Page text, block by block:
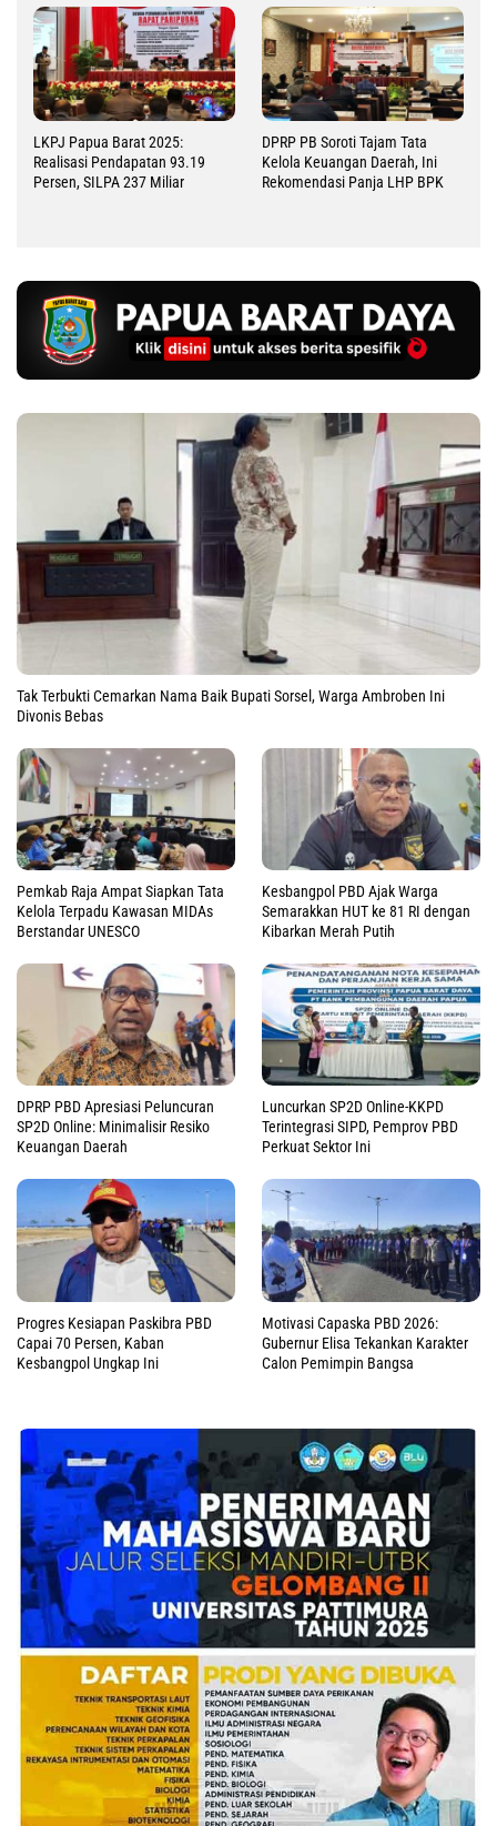
LKPJ Papua Barat 2025:
Realisasi Pendapatan 93.19
Persen, SILPA 237 Miliar
DPRP PB Soroti Tajam Tata
Kelola Keuangan Daerah, Ini
Rekomendasi Panja LHP BPK
Tak Terbukti Cemarkan Nama Baik Bupati Sorsel, Warga Ambroben Ini
Divonis Bebas
Pemkab Raja Ampat Siapkan Tata
Kelola Terpadu Kawasan MIDAs
Berstandar UNESCO
Kesbangpol PBD Ajak Warga
Semarakkan HUT ke 81 RI dengan
Kibarkan Merah Putih
DPRP PBD Apresiasi Peluncuran
SP2D Online: Minimalisir Resiko
Keuangan Daerah
Luncurkan SP2D Online-KKPD
Terintegrasi SIPD, Pemprov PBD
Perkuat Sektor Ini
Progres Kesiapan Paskibra PBD
Capai 70 Persen, Kaban
Kesbangpol Ungkap Ini
Motivasi Capaska PBD 2026:
Gubernur Elisa Tekankan Karakter
Calon Pemimpin Bangsa